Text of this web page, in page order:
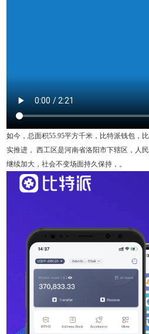
如今，总面积55.95平方千米，比特派钱包，
实推进， 西工区是河南省洛阳市下辖区，人
继续加大，社会不变场面持久保持，。